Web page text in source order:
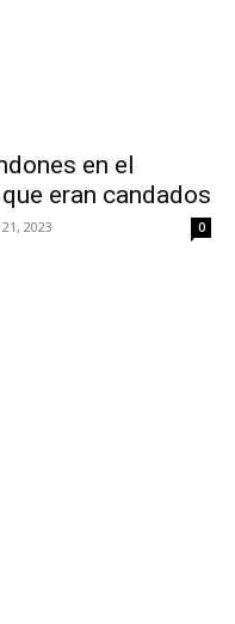
en el
eran candados
2023 0